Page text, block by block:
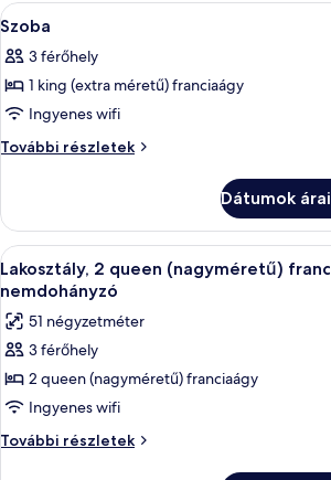
A
következő
szoba
összes
képének
megtekintése:
Egy
6
Szoba
3 férőhely
1 king (extra méretű) franciaágy
Ingyenes wifi
További részletek
Szoba
Dátumok
A
következő
szoba
összes
képének
megtekintése:
Lakosztály,
2
Egy
4
Lakosztály, 2 queen (nagyméretű)
nemdohányzó
51 négyzetméter
3 férőhely
2 queen (nagyméretű) franciaágy
Ingyenes wifi
További részletek
Lakosztály,